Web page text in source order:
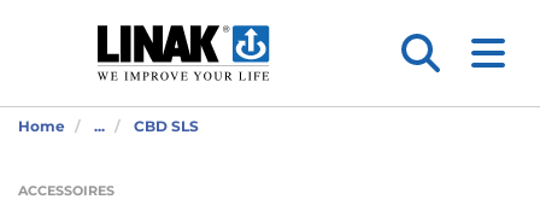
Home ... CBD SLS
ACCESSOIRES